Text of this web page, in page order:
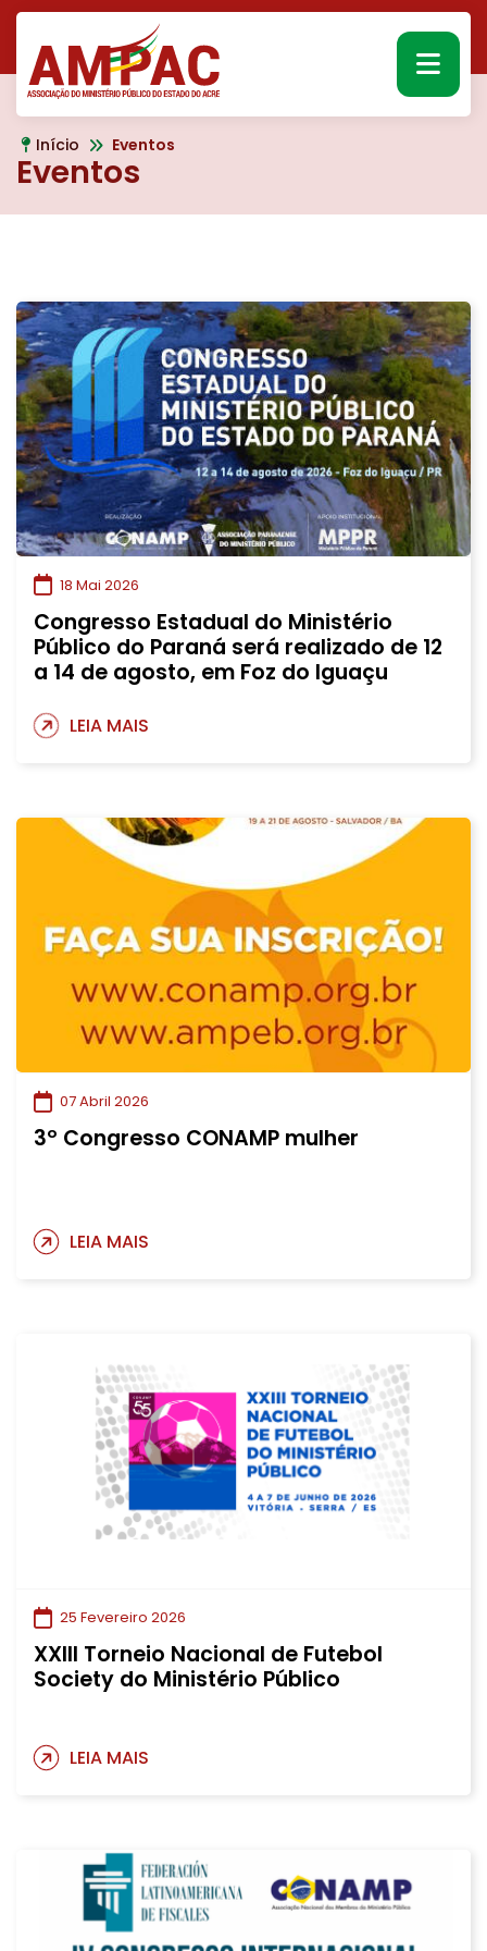
Eventos
Início Eventos
18 Mai 2026
Congresso Estadual do Ministério
Público do Paraná será realizado de 12
a 14 de agosto, em Foz do Iguaçu
LEIA MAIS
07 Abril 2026
3º Congresso CONAMP mulher
LEIA MAIS
25 Fevereiro 2026
XXIII Torneio Nacional de Futebol
Society do Ministério Público
LEIA MAIS